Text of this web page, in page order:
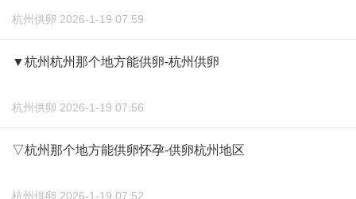
杭州供卵 2026-1-19 07:59
▼杭州杭州那个地方能供卵-杭州供卵
杭州供卵 2026-1-19 07:56
▽杭州那个地方能供卵怀孕-供卵杭州地区
杭州供卵 2026-1-19 07:52